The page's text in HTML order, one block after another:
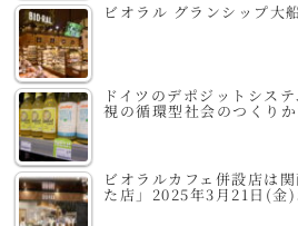
ビオラル グランシップ
ドイツのデポジットシス
視の循環型社会のつくりか
ビオラルカフェ併設店は
た店」2025年3月21日(金)